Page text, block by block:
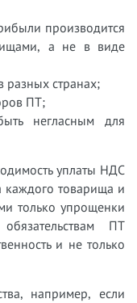
производится
а не в виде
странах;
ПТ;
негласным для
уплаты НДС
товарища и
только упрощенки
ПТ
и не только
например, если